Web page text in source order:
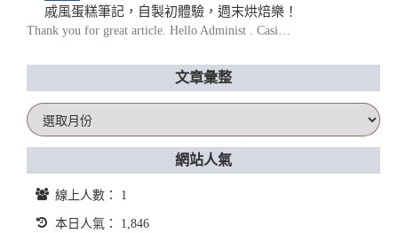
戚風蛋糕筆記，自製初體驗，週末烘焙樂！
Thank you for great article. Hello Administ . Casi…
文章彙整
文
章
彙
網站人氣
線上人數： 1
本日人氣： 1,846